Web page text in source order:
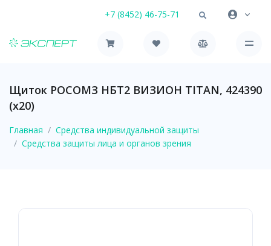
+7 (8452) 46-75-71
Щиток РОСОМЗ НБТ2 ВИЗИОН TITAN, 424390
(х20)
Главная
Средства индивидуальной защиты
Средства защиты лица и органов зрения